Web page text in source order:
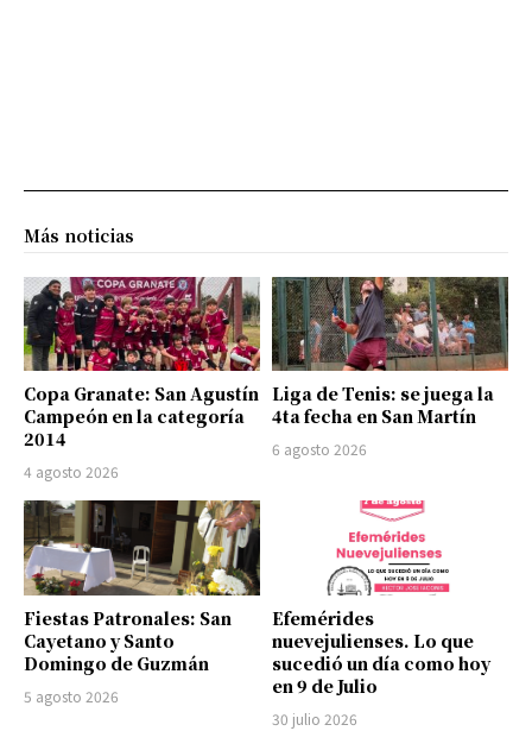
Más noticias
Copa Granate: San Agustín
Campeón en la categoría
2014
4 agosto 2026
Liga de Tenis: se juega la
4ta fecha en San Martín
6 agosto 2026
Fiestas Patronales: San
Cayetano y Santo
Domingo de Guzmán
5 agosto 2026
Efemérides
nuevejulienses. Lo que
sucedió un día como hoy
en 9 de Julio
30 julio 2026